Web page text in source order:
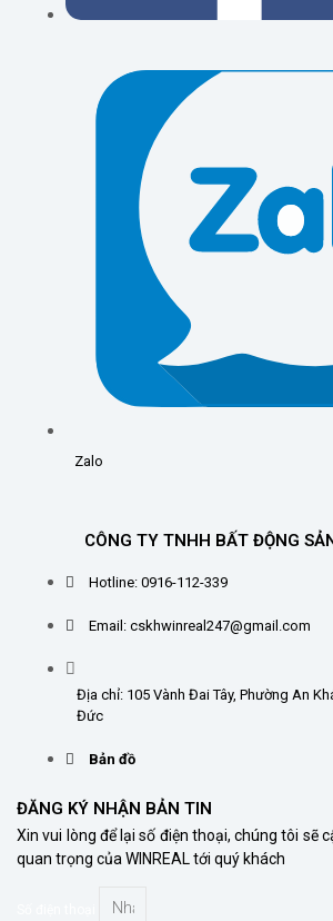
Zalo
CÔNG TY TNHH BẤT ĐỘNG
Hotline: 0916-112-339
Email: cskhwinreal247@gmail.com
Địa chỉ: 105 Vành Đai Tây, Phường An
Đức
Bản đồ
ĐĂNG KÝ NHẬN BẢN TIN
Xin vui lòng để lại số điện thoại, chúng tôi sẽ
quan trọng của WINREAL tới quý khách